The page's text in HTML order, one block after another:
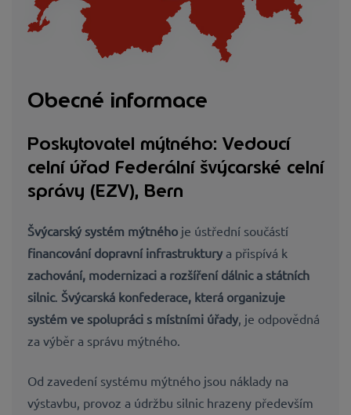
Obecné informace
Poskytovatel mýtného: Vedoucí
celní úřad Federální švýcarské celní
správy (EZV), Bern
Švýcarský systém mýtného je ústřední součástí
financování dopravní infrastruktury a přispívá k
zachování, modernizaci a rozšíření dálnic a státních
silnic. Švýcarská konfederace, která organizuje
systém ve spolupráci s místními úřady, je odpovědná
za výběr a správu mýtného.
Od zavedení systému mýtného jsou náklady na
výstavbu, provoz a údržbu silnic hrazeny především